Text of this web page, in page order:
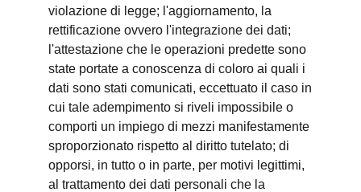
violazione di legge; l'aggiornamento, la
rettificazione ovvero l'integrazione dei dati;
l'attestazione che le operazioni predette sono
state portate a conoscenza di coloro ai quali i
dati sono stati comunicati, eccettuato il caso in
cui tale adempimento si riveli impossibile o
comporti un impiego di mezzi manifestamente
sproporzionato rispetto al diritto tutelato; di
opporsi, in tutto o in parte, per motivi legittimi,
al trattamento dei dati personali che la